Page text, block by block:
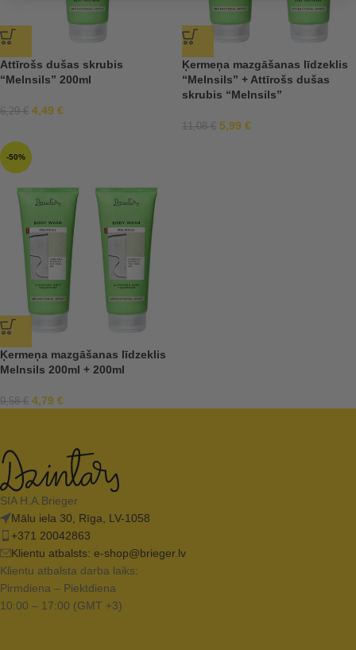
Attīrošs dušas skrubis
“Melnsils” 200ml
6,29€ 4,49 €
Ķermeņa mazgāšanas līdzeklis
“Melnsils” + Attīrošs dušas
skrubis “Melnsils”
11,08€ 5,99 €
-50%
Ķermeņa mazgāšanas līdzeklis
Melnsils 200ml + 200ml
9,58€ 4,79 €
SIA H.A.Brieger
Mālu iela 30, Rīga, LV-1058
+371 20042863
Klientu atbalsts: e-shop@brieger.lv
Klientu atbalsta darba laiks:
Pirmdiena – Piektdiena
10:00 – 17:00 (GMT +3)